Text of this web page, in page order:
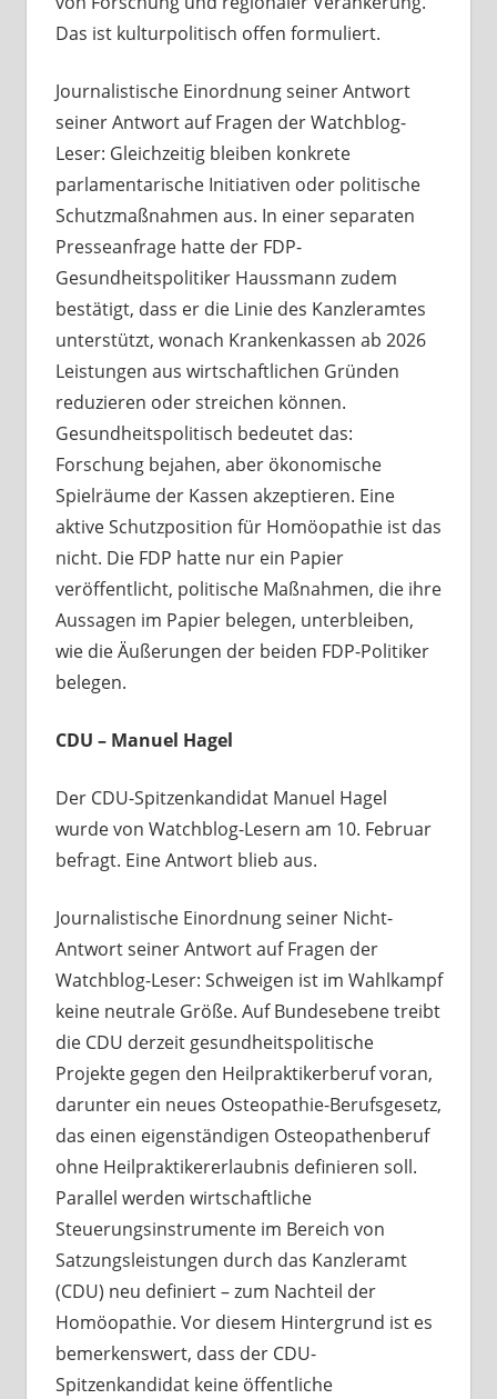
Das ist kulturpolitisch offen formuliert.
Journalistische Einordnung seiner Antwort
seiner Antwort auf Fragen der Watchblog-
Leser: Gleichzeitig bleiben konkrete
parlamentarische Initiativen oder politische
Schutzmaßnahmen aus. In einer separaten
Presseanfrage hatte der FDP-
Gesundheitspolitiker Haussmann zudem
bestätigt, dass er die Linie des Kanzleramtes
unterstützt, wonach Krankenkassen ab 2026
Leistungen aus wirtschaftlichen Gründen
reduzieren oder streichen können.
Gesundheitspolitisch bedeutet das:
Forschung bejahen, aber ökonomische
Spielräume der Kassen akzeptieren. Eine
aktive Schutzposition für Homöopathie ist das
nicht. Die FDP hatte nur ein Papier
veröffentlicht, politische Maßnahmen, die ihre
Aussagen im Papier belegen, unterbleiben,
wie die Äußerungen der beiden FDP-Politiker
belegen.
CDU – Manuel Hagel
Der CDU-Spitzenkandidat Manuel Hagel
wurde von Watchblog-Lesern am 10. Februar
befragt. Eine Antwort blieb aus.
Journalistische Einordnung seiner Nicht-
Antwort seiner Antwort auf Fragen der
Watchblog-Leser: Schweigen ist im Wahlkampf
keine neutrale Größe. Auf Bundesebene treibt
die CDU derzeit gesundheitspolitische
Projekte gegen den Heilpraktikerberuf voran,
darunter ein neues Osteopathie-Berufsgesetz,
das einen eigenständigen Osteopathenberuf
ohne Heilpraktikererlaubnis definieren soll.
Parallel werden wirtschaftliche
Steuerungsinstrumente im Bereich von
Satzungsleistungen durch das Kanzleramt
(CDU) neu definiert – zum Nachteil der
Homöopathie. Vor diesem Hintergrund ist es
bemerkenswert, dass der CDU-
Spitzenkandidat keine öffentliche